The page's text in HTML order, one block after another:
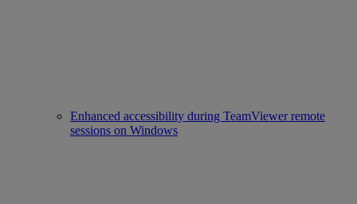
Enhanced accessibility during TeamViewer remote
sessions on Windows